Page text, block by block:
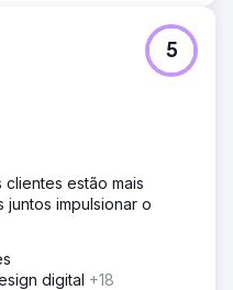
5
clientes estão mais
juntos impulsionar o
digital +18